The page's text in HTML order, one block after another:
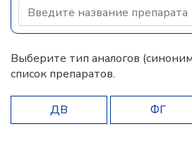
Выберите тип аналогов
список препаратов.
ДВ ФГ